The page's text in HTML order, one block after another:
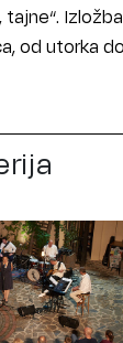
tajne“.
od utorka